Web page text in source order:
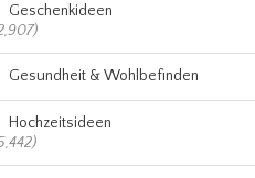
Geschenkideen
Gesundheit & Wohlbefinden
Hochzeitsideen